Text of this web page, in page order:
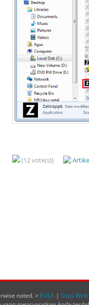
(12 vote(s))
noted. > EULA | Situs